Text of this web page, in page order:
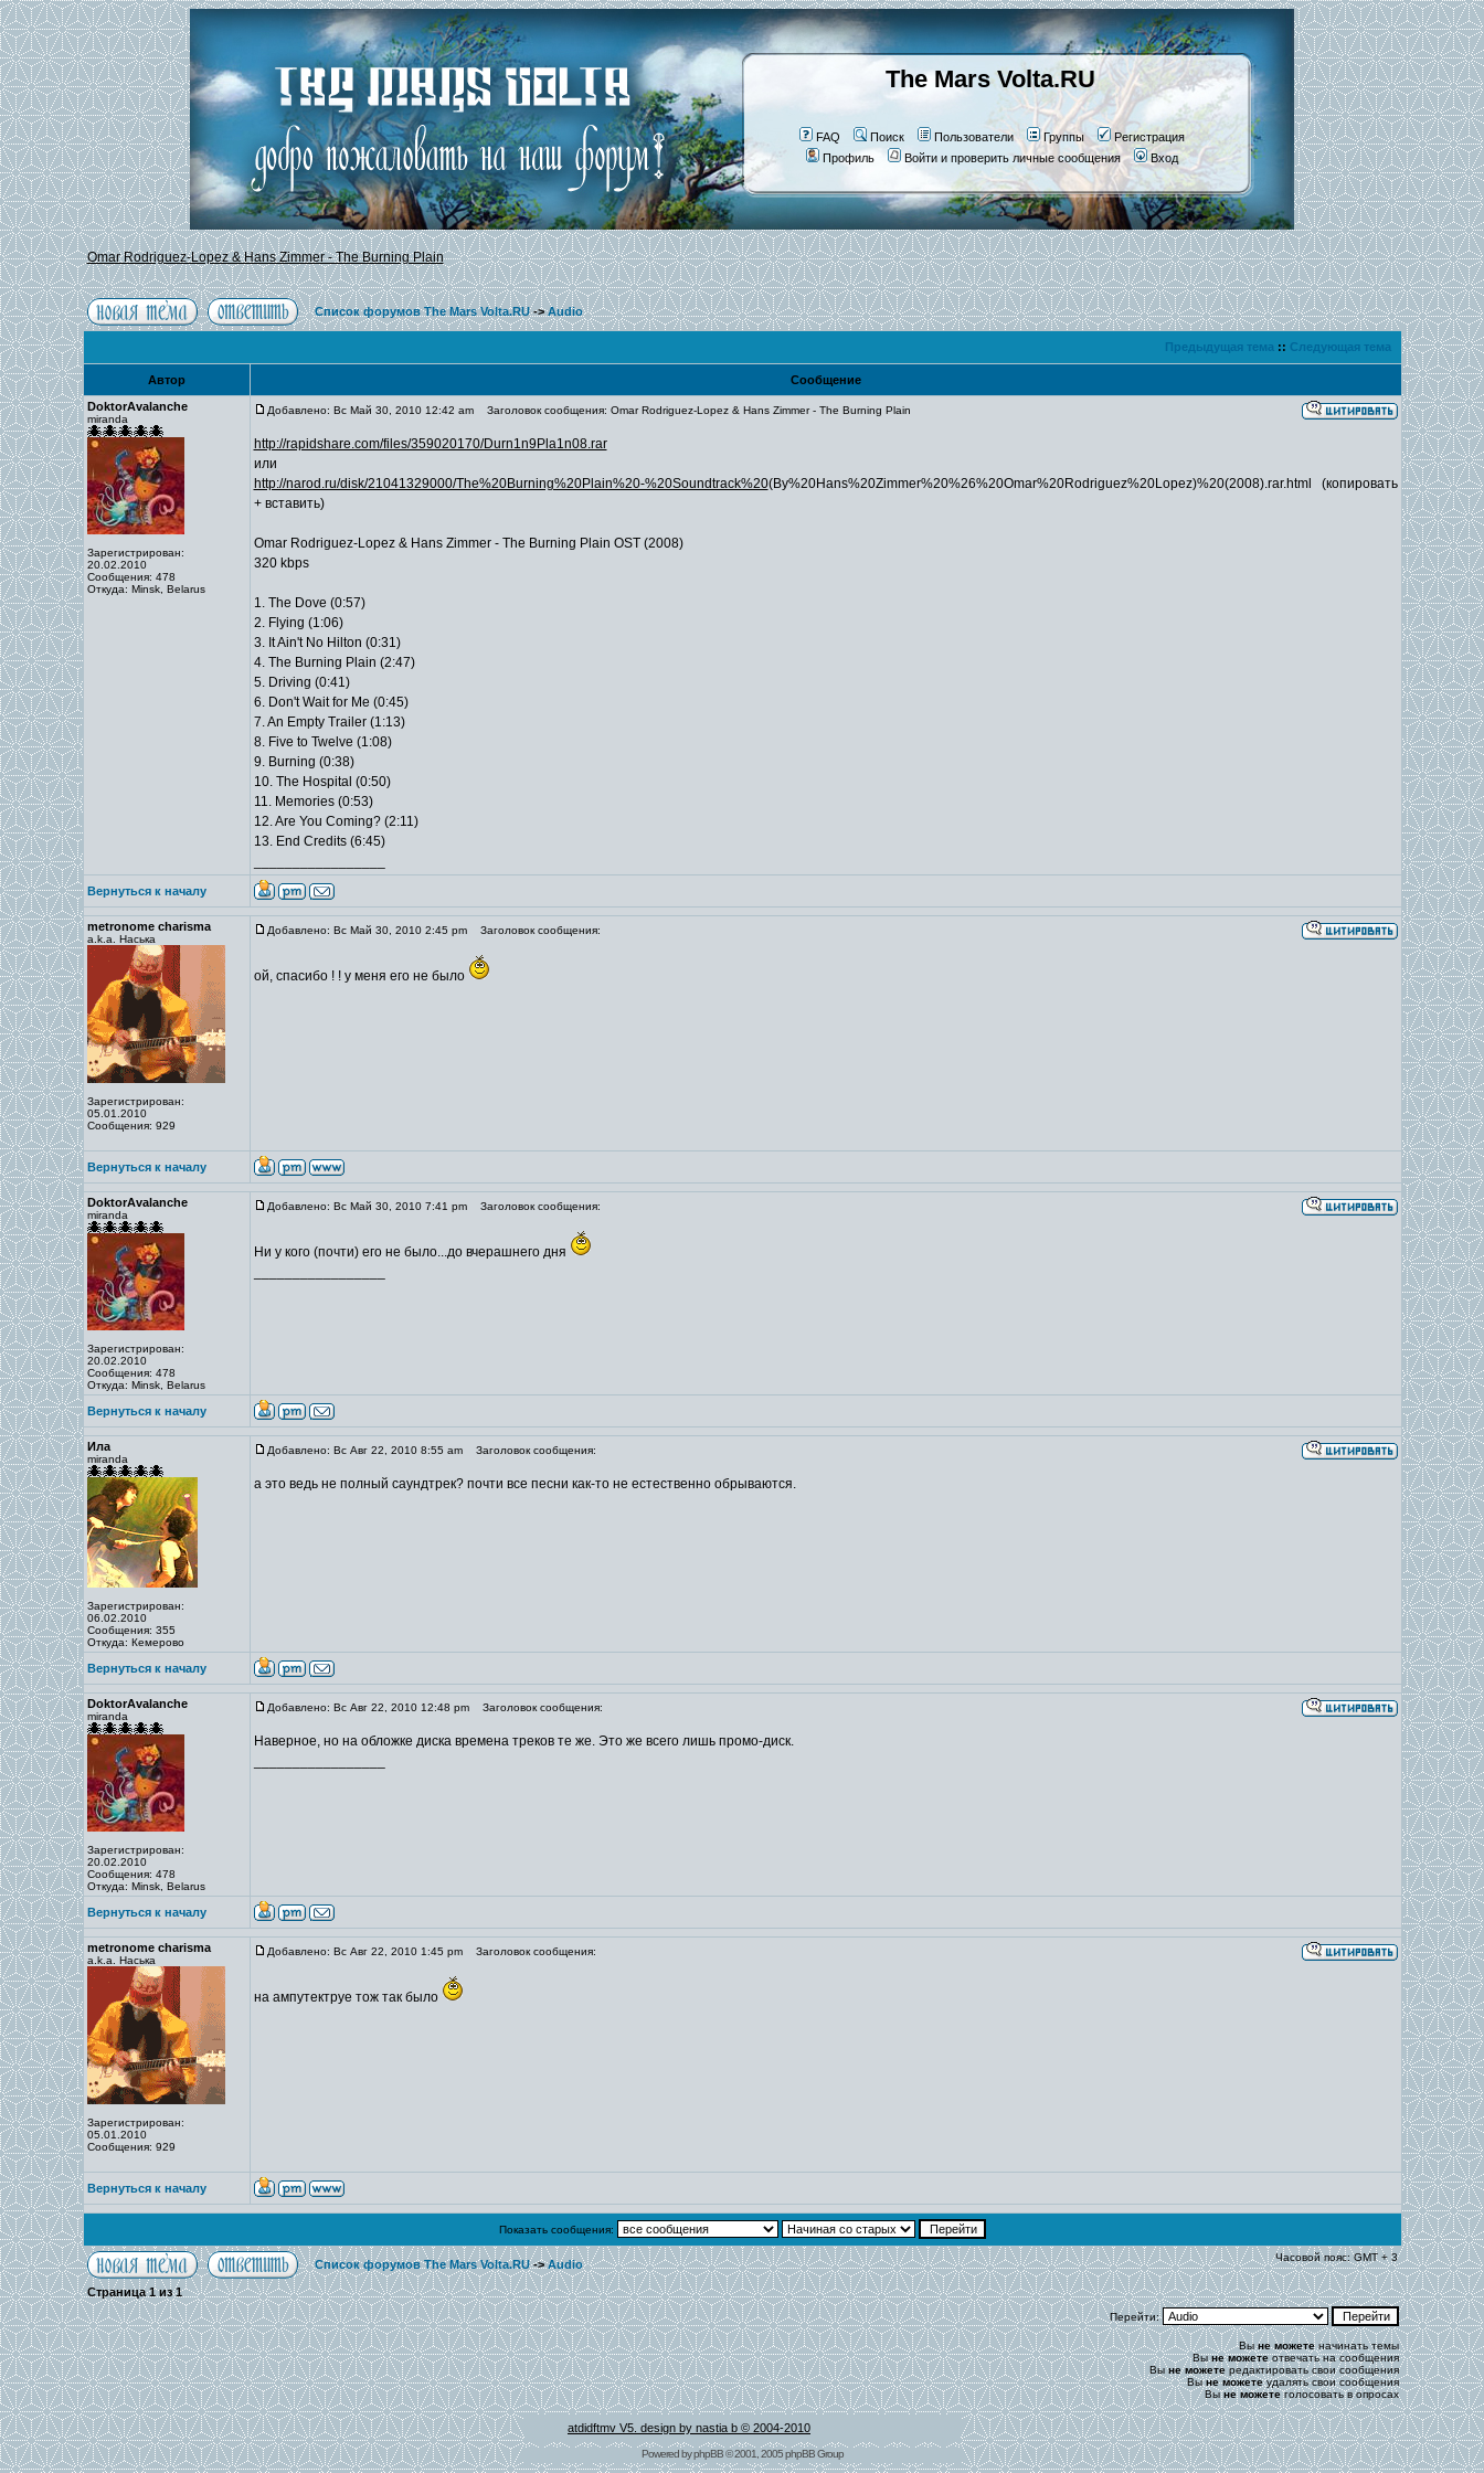
The Mars Volta.RU
FAQ Поиск Пользователи Группы
Регистрация
Профиль
Войти и проверить личные сообщения Вход
Omar Rodriguez-Lopez & Hans Zimmer - The Burning Plain
Список форумов The Mars Volta.RU->Audio
Предыдущая тема :: Следующая тема
Автор
Сообщение
DoktorAvalanche
miranda
Зарегистрирован:
20.02.2010
Сообщения: 478
Откуда: Minsk, Belarus
Добавлено: Вс Май 30, 2010 12:42 am Заголовок сообщения: Omar Rodriguez-Lopez & Hans Zimmer - The Burning Plain
http://rapidshare.com/files/359020170/Durn1n9Pla1n08.rar
или
http://narod.ru/disk/21041329000/The%20Burning%20Plain%20-%20Soundtrack%20(By%20Hans%20Zimmer%20%26%20Omar%20Rodriguez%20Lopez)%20(2008).rar.html (копировать
+ вставить)
Omar Rodriguez-Lopez & Hans Zimmer - The Burning Plain OST (2008)
320 kbps
1. The Dove (0:57)
2. Flying (1:06)
3. It Ain't No Hilton (0:31)
4. The Burning Plain (2:47)
5. Driving (0:41)
6. Don't Wait for Me (0:45)
7. An Empty Trailer (1:13)
8. Five to Twelve (1:08)
9. Burning (0:38)
10. The Hospital (0:50)
11. Memories (0:53)
12. Are You Coming? (2:11)
13. End Credits (6:45)
Вернуться к началу
metronome charisma
a.k.a. Наська
Зарегистрирован:
05.01.2010
Сообщения: 929
Добавлено: Вс Май 30, 2010 2:45 pm Заголовок сообщения:
ой, спасибо ! ! у меня его не было
Вернуться к началу
DoktorAvalanche
miranda
Зарегистрирован:
20.02.2010
Сообщения: 478
Откуда: Minsk, Belarus
Добавлено: Вс Май 30, 2010 7:41 pm Заголовок сообщения:
Ни у кого (почти) его не было...до вчерашнего дня
Вернуться к началу
Ила
miranda
Зарегистрирован:
06.02.2010
Сообщения: 355
Откуда: Кемерово
Добавлено: Вс Авг 22, 2010 8:55 am Заголовок сообщения:
а это ведь не полный саундтрек? почти все песни как-то не естественно обрываются.
Вернуться к началу
DoktorAvalanche
miranda
Зарегистрирован:
20.02.2010
Сообщения: 478
Откуда: Minsk, Belarus
Добавлено: Вс Авг 22, 2010 12:48 pm Заголовок сообщения:
Наверное, но на обложке диска времена треков те же. Это же всего лишь промо-диск.
Вернуться к началу
metronome charisma
a.k.a. Наська
Зарегистрирован:
05.01.2010
Сообщения: 929
Добавлено: Вс Авг 22, 2010 1:45 pm Заголовок сообщения:
на ампутектруе тож так было
Вернуться к началу
Показать сообщения:
Список форумов The Mars Volta.RU->Audio
Часовой пояс: GMT + 3
Страница1из1
Перейти:
Выне можетеначинать темы
Выне можетеотвечать на сообщения
Выне можетередактировать свои сообщения
Выне можетеудалять свои сообщения
Выне можетеголосовать в опросах
atdidftmv V5. design by nastia b © 2004-2010
Powered byphpBB© 2001, 2005 phpBB Group